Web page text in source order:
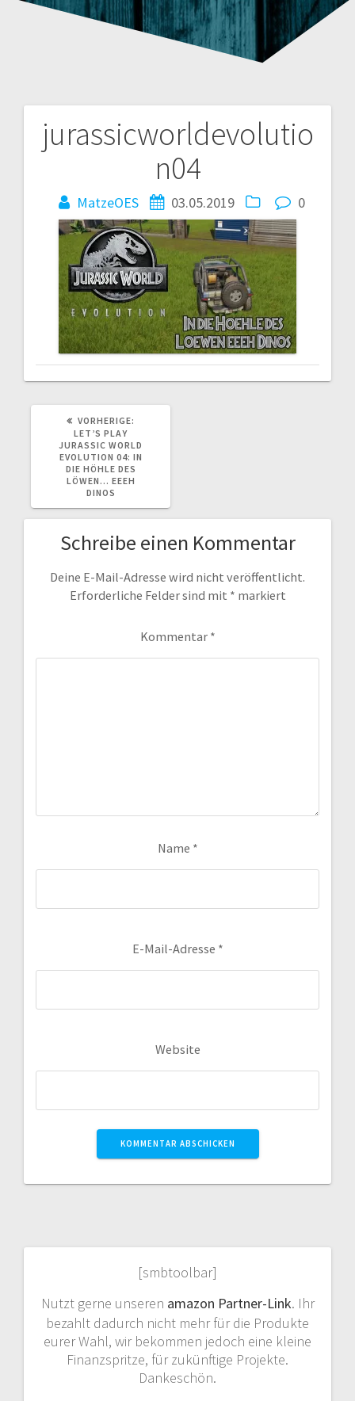
jurassicworldevolutio
n04
MatzeOES 03.05.2019 0
Beitragsnavigation
VORHERIGE:
LET’S PLAY
JURASSIC WORLD
EVOLUTION 04: IN
DIE HÖHLE DES
LÖWEN… EEEH
DINOS
Schreibe einen Kommentar
Deine E-Mail-Adresse wird nicht veröffentlicht.
Erforderliche Felder sind mit * markiert
Kommentar *
Name *
E-Mail-Adresse *
Website
[smbtoolbar]
Nutzt gerne unseren amazon Partner-Link. Ihr
bezahlt dadurch nicht mehr für die Produkte
eurer Wahl, wir bekommen jedoch eine kleine
Finanzspritze, für zukünftige Projekte.
Dankeschön.